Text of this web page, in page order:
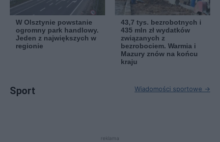
W Olsztynie powstanie
ogromny park handlowy.
Jeden z największych w
regionie
43,7 tys. bezrobotnych i
435 mln zł wydatków
związanych z
bezrobociem. Warmia i
Mazury znów na końcu
kraju
Sport Wiadomości sportowe →
reklama